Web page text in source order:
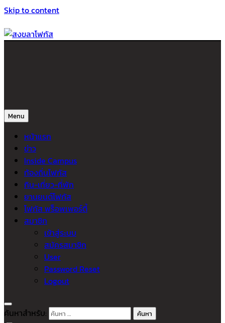
Skip to content
Menu
หน้าแรก
ข่าว
Inside Campus
ท้องถิ่นโฟกัส
กิน-เที่ยว-ที่พัก
ยานยนต์โฟกัส
โฟกัส พร็อพเพอร์ตี้
สมาชิก
เข้าสู่ระบบ
สมัครสมาชิก
User
Password Reset
Logout
ค้นหาสำหรับ: